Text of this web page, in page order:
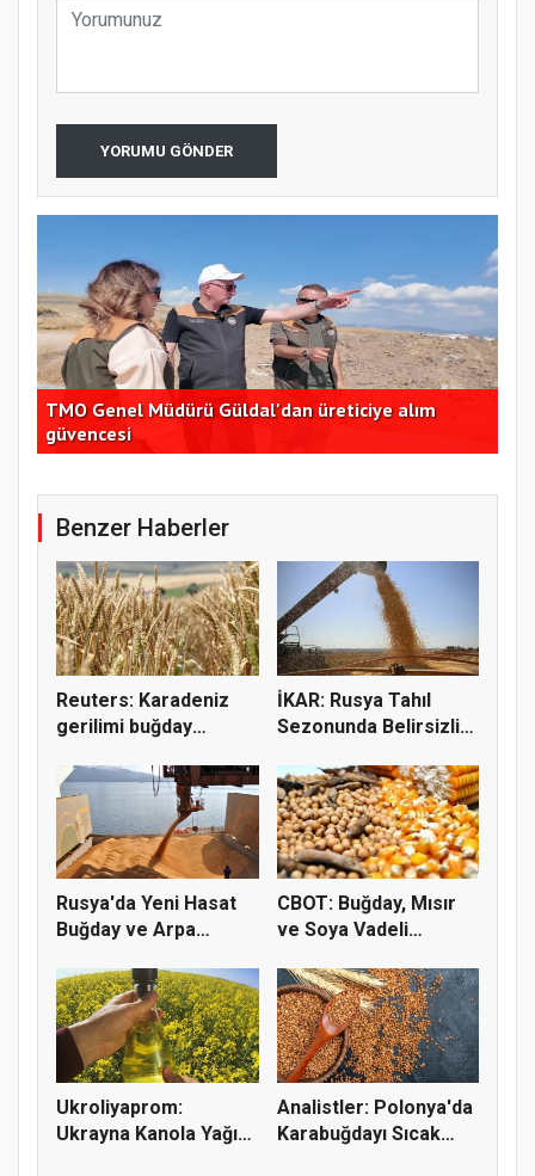
YORUMU GÖNDER
TMO Genel Müdürü Güldal'dan üreticiye alım
güvencesi
Benzer Haberler
Reuters: Karadeniz
gerilimi buğday
İKAR: Rusya Tahıl
Sezonunda Belirsizlik
Rusya'da Yeni Hasat
Buğday ve Arpa
CBOT: Buğday, Mısır
ve Soya Vadeli
Ukroliyaprom:
Ukrayna Kanola Yağı
Analistler: Polonya'da
Karabuğdayı Sıcak